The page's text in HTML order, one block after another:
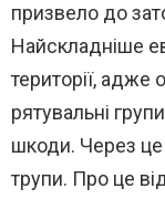
призвело до
Найскладніше
території, адже
рятувальні
шкоди. Через
трупи. Про це